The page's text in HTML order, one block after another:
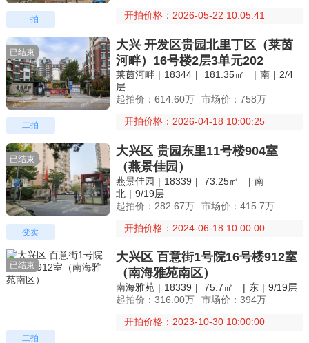
一拍
开拍价格：2026-05-22 10:05:41
二拍
大兴 开发区贵园北里丁区（莱茵
河畔）16号楼2层3单元202
莱茵河畔 | 18344 | 181.35㎡ | 南 | 2/4
层
起拍价：614.60万
市场价：758万
开拍价格：2026-04-18 10:00:25
已结束
变卖
大兴区 贵园东里11号楼904室
（燕景佳园）
燕景佳园 | 18339 | 73.25㎡ | 南
北 | 9/19层
起拍价：282.67万
市场价：415.7万
开拍价格：2024-06-18 10:00:00
已结束
二拍
大兴区 百意街1号院16号楼912室
（南海雅苑南区）
南海雅苑 | 18339 | 75.7㎡ | 东 | 9/19层
起拍价：316.00万
市场价：394万
开拍价格：2023-10-30 10:00:00
已结束